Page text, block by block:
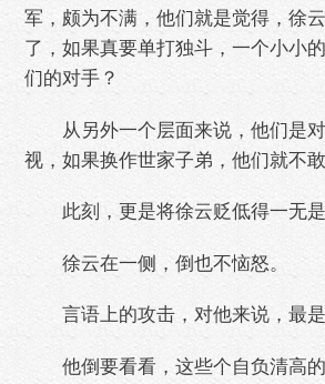
军，颇为不满，他们就是觉得，徐
了，如果真要单打独斗，一个小小
们的对手？
从另外一个层面来说，他们是对
视，如果换作世家子弟，他们就不
此刻，更是将徐云贬低得一无是
徐云在一侧，倒也不恼怒。
言语上的攻击，对他来说，最是
他倒要看看，这些个自负清高的